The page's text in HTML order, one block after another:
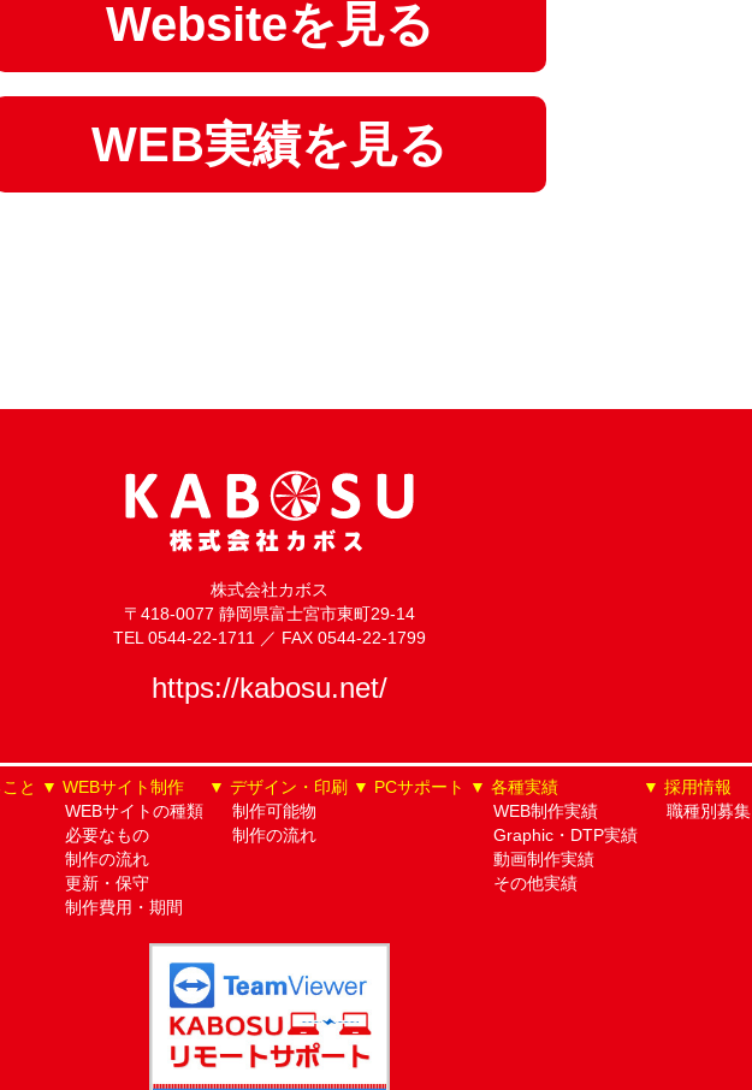
Websiteを見る
WEB実績を見る
株式会社カボス
〒418-0077 静岡県富士宮市東町29-14
TEL 0544-22-1711 ／ FAX 0544-22-1799
https://kabosu.net/
と
WEBサイト制作
WEBサイトの種類
必要なもの
制作の流れ
更新・保守
制作費用・期間
デザイン・印刷
制作可能物
制作の流れ
PCサポート
各種実績
WEB制作実績
Graphic・DTP実績
動画制作実績
その他実績
採用情報
職種別募集